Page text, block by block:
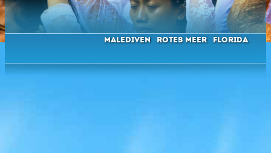
Malediven Rotes Meer Florida